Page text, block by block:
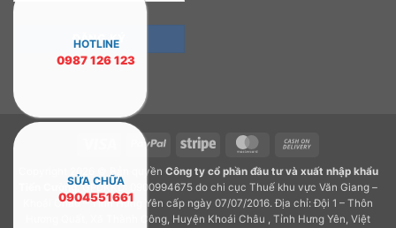
PayPal Stripe MasterCard
Delivery
Copyright 2026 © Bản quyền Công ty cổ phần đầu tư và xuất nhập khẩu
Tiến Cường.GPDKKD: 0900994675 do chi cục Thuế khu vực Văn Giang –
Khoái Châu – Tỉnh Hưng Yên cấp ngày 07/07/2016. Địa chỉ: Đội 1 – Thôn
Hương Quất, Xã Thành Công, Huyện Khoái Châu , Tỉnh Hưng Yên, Việt
HOTLINE
0987 126 123
SỬA CHỮA
0904551661